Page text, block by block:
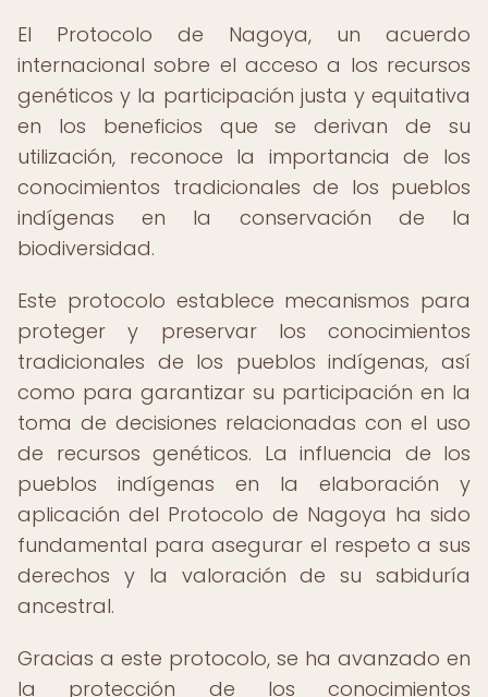
El Protocolo de Nagoya, un acuerdo
internacional sobre el acceso a los recursos
genéticos y la participación justa y equitativa
en los beneficios que se derivan de su
utilización, reconoce la importancia de los
conocimientos tradicionales de los pueblos
indígenas en la conservación de la
biodiversidad.
Este protocolo establece mecanismos para
proteger y preservar los conocimientos
tradicionales de los pueblos indígenas, así
como para garantizar su participación en la
toma de decisiones relacionadas con el uso
de recursos genéticos. La influencia de los
pueblos indígenas en la elaboración y
aplicación del Protocolo de Nagoya ha sido
fundamental para asegurar el respeto a sus
derechos y la valoración de su sabiduría
ancestral.
Gracias a este protocolo, se ha avanzado en
la protección de los conocimientos